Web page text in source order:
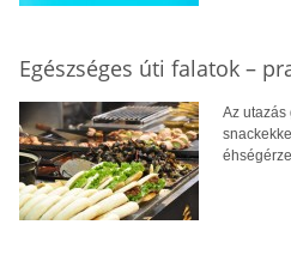
Egészséges úti falatok –
Az utazás